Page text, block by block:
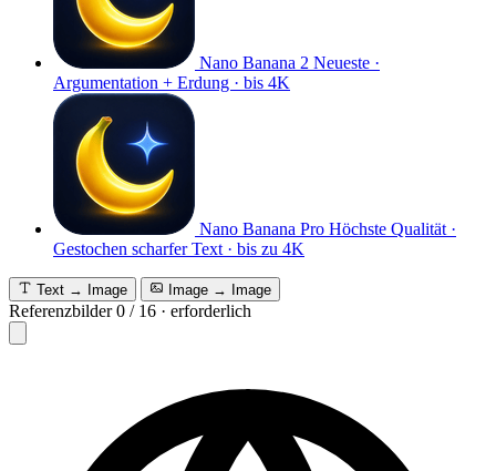
Nano Banana 2 Neueste ·
Argumentation + Erdung · bis 4K
Nano Banana Pro Höchste Qualität ·
Gestochen scharfer Text · bis zu 4K
Text → Image Image → Image
Referenzbilder 0 / 16 · erforderlich